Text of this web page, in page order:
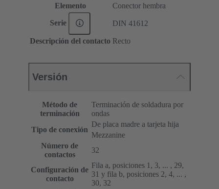
Elemento
Conector hembra
Serie DIN 41612
Descripción del contacto Recto
Versión
Método de
terminación
Terminación de soldadura por
ondas
Tipo de conexión
De placa madre a tarjeta hija
Mezzanine
Número de
contactos
32
Configuración de
contacto
Fila a, posiciones 1, 3, ... , 29,
31 y fila b, posiciones 2, 4, ... ,
30, 32